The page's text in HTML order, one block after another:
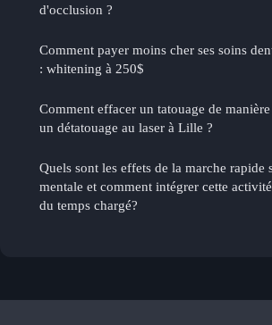
d'occlusion ?
Comment payer moins cher ses soins
: whitening à 250$
Comment effacer un tatouage de
un détatouage au laser à Lille ?
Quels sont les effets de la marche rapide
mentale et comment intégrer cette
du temps chargé?